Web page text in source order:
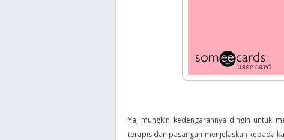
Ya, mungkin kedengarannya dingin untuk
terapis dan pasangan menjelaskan kepada